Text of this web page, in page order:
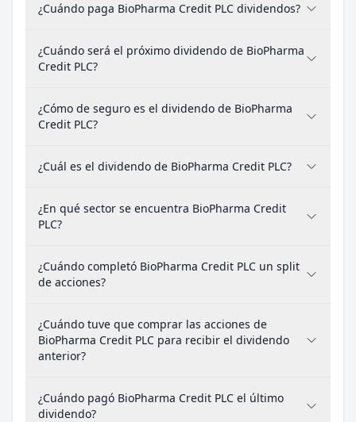
¿Cuándo paga BioPharma Credit PLC dividendos?
¿Cuándo será el próximo dividendo de BioPharma
Credit PLC?
¿Cómo de seguro es el dividendo de BioPharma
Credit PLC?
¿Cuál es el dividendo de BioPharma Credit PLC?
¿En qué sector se encuentra BioPharma Credit
PLC?
¿Cuándo completó BioPharma Credit PLC un split
de acciones?
¿Cuándo tuve que comprar las acciones de
BioPharma Credit PLC para recibir el dividendo
anterior?
¿Cuándo pagó BioPharma Credit PLC el último
dividendo?